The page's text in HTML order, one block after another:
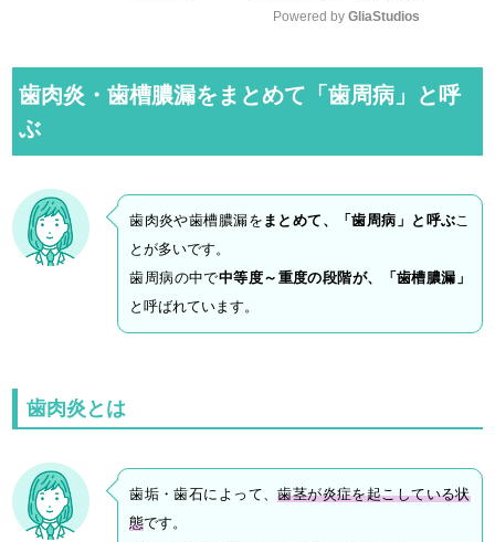
u
t
Powered by GliaStudios
歯肉炎・歯槽膿漏をまとめて「歯周病」と呼
ぶ
歯肉炎や歯槽膿漏を まとめて、「歯周病」と呼ぶこ
とが多いです。
歯周病の中で中等度～重度の段階が、「歯槽膿漏」
と呼ばれています。
歯肉炎とは
歯垢・歯石によって、歯茎が炎症を起こしている状
態です。